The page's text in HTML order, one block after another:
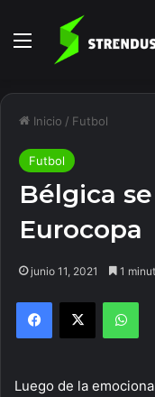
Menú
Inicio / Futbol
Futbol
Bélgica
Eurocopa
junio 11, 2021 1
Facebook
X
Luego de la